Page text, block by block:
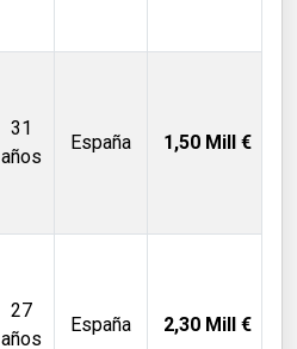
31
años
España 1,50 Mill €
27
años
España 2,30 Mill €